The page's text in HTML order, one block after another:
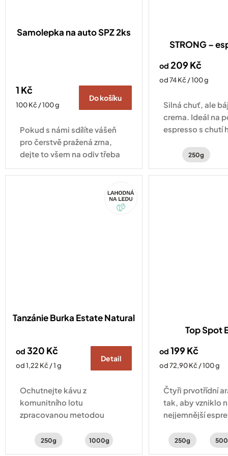
Samolepka na auto SPZ 2ks
1 Kč
Měrná
100 Kč / 100 g
Do košíku
Pokud s námi sdílíte vášeň
pro čerstvě pražená zrna,
dejte to všem na odiv třeba
právě naší minimalistickou
samolepkou. Samolepka na
STRONG –
od 209 Kč
Měrná
od 74 Kč / 100 g
Silná chuť, ale
crema. Ideál na
espresso s chutí
jemným250g
Tanzánie Burka Estate Natural
od 320 Kč
Měrná
od 1,22 Kč / 1 g
Detail
Ochutnejte kávu z
komunitního lotu
zpracovanou metodou
lesního ovoce, ibišku a
250g 1000g
Top Spot
od 199 Kč
Měrná
od 72,90 Kč / 100 g
Čtyři prvotřídní
tak, aby vzniklo
nejjemnější
a kakaové tóny.
250g